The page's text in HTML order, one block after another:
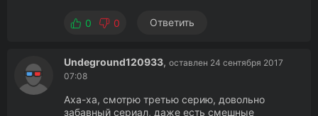
0 0 Ответить
Undeground120933, оставлен 24 сентября 2017
07:08
Аха-ха, смотрю третью серию, довольно
забавный сериал, даже есть смешные